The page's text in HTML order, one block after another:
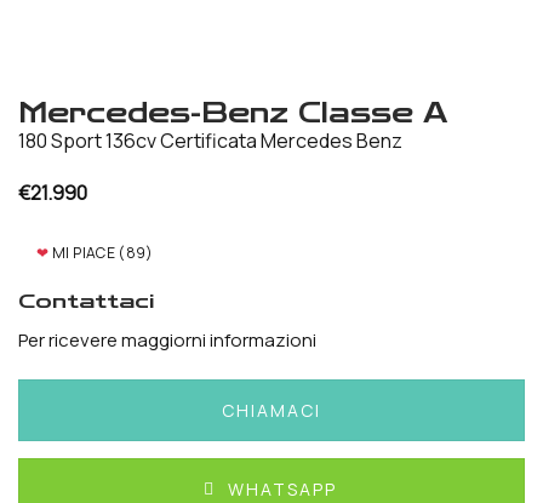
Mercedes-Benz Classe A
180 Sport 136cv Certificata Mercedes Benz
€21.990
❤ MI PIACE (89)
Contattaci
Per ricevere maggiorni informazioni
CHIAMACI
WHATSAPP